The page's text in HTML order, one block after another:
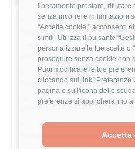
liberamente prestare, rifiutare
senza incorrere in limitazioni
"Accetta cookie," acconsenti
simili. Utilizza il pulsante
personalizzare le tue scelte o
proseguire senza cookie non
Puoi modificare le tue
cliccando sul link "Preferenze
pagina o sull'icona dello
preferenze si applicheranno
Accetta
Work-Life Balance
Crescita Professionale
Stack Tecnologico
Benefits
Formazione